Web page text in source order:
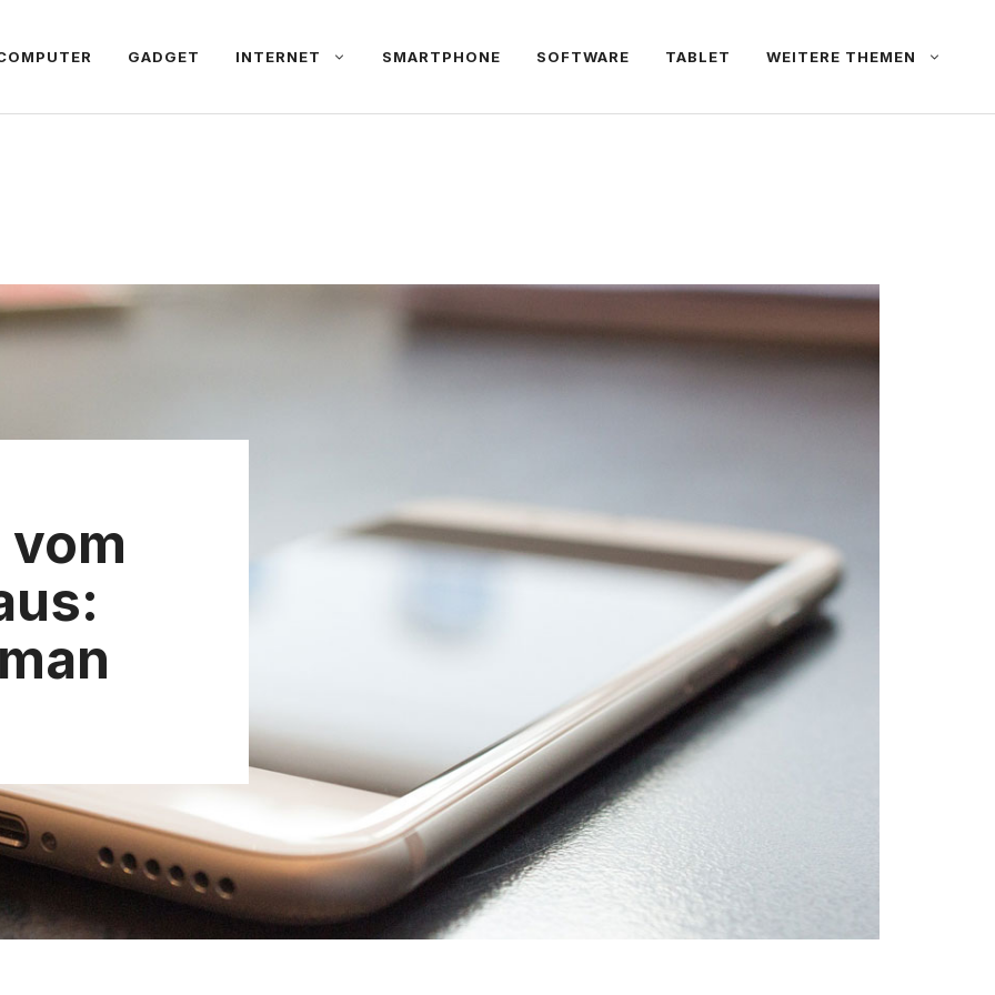
GADGET INTERNET SMARTPHONE SOFTWARE TABLET WEITERE THEMEN